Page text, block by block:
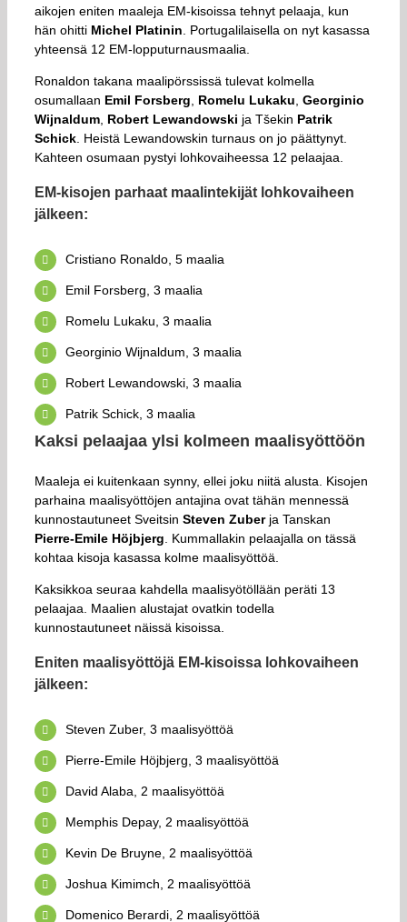
aikojen eniten maaleja EM-kisoissa tehnyt pelaaja, kun
hän ohitti Michel Platinin . Portugalilaisella on nyt kasassa
yhteensä 12 EM-lopputurnausmaalia.
Ronaldon takana maalipörssissä tulevat kolmella
osumallaan Emil Forsberg Romelu Lukaku Georginio
Wijnaldum Robert Lewandowski ja Tšekin Patrik
Schick . Heistä Lewandowskin turnaus on jo päättynyt.
Kahteen osumaan pystyi lohkovaiheessa 12 pelaajaa.
EM-kisojen parhaat maalintekijät lohkovaiheen
jälkeen:
Cristiano Ronaldo, 5 maalia
Emil Forsberg, 3 maalia
Romelu Lukaku, 3 maalia
Georginio Wijnaldum, 3 maalia
Robert Lewandowski, 3 maalia
Patrik Schick, 3 maalia
Kaksi pelaajaa ylsi kolmeen maalisyöttöön
Maaleja ei kuitenkaan synny, ellei joku niitä alusta. Kisojen
parhaina maalisyöttöjen antajina ovat tähän mennessä
kunnostautuneet Sveitsin Steven Zuberja Tanskan
Pierre-Emile Höjbjerg . Kummallakin pelaajalla on tässä
kohtaa kisoja kasassa kolme maalisyöttöä.
Kaksikkoa seuraa kahdella maalisyötöllään peräti 13
pelaajaa. Maalien alustajat ovatkin todella
kunnostautuneet näissä kisoissa.
Eniten maalisyöttöjä EM-kisoissa lohkovaiheen
jälkeen:
Steven Zuber, 3 maalisyöttöä
Pierre-Emile Höjbjerg, 3 maalisyöttöä
David Alaba, 2 maalisyöttöä
Memphis Depay, 2 maalisyöttöä
Kevin De Bruyne, 2 maalisyöttöä
Joshua Kimimch, 2 maalisyöttöä
Domenico Berardi, 2 maalisyöttöä